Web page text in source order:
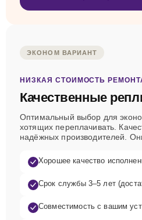
ЭКОНОМ ВАРИАНТ
НИЗКАЯ СТОИМОСТЬ
Качественные
Оптимальный выбор для
хотящих переплачивать.
надёжных производителей.
Хорошее качество
Срок службы 3–5 лет
Совместимость с вашим